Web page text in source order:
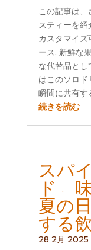
この記事は
スティーを
カスタマイ
ース, 新鮮な
な代替品とし
はこのソロ
瞬間に共有す
続きを読む
スパ
ド -
夏の
する
28 2月 2025